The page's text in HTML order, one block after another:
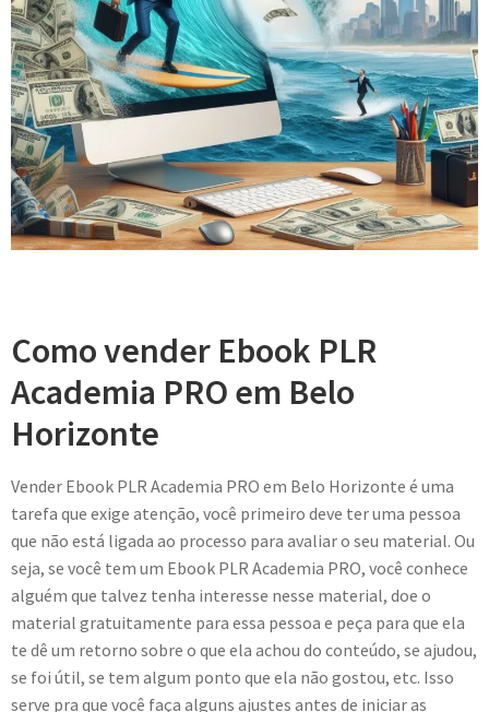
Como vender Ebook PLR
Academia PRO em Belo
Horizonte
Vender Ebook PLR Academia PRO em Belo Horizonte é uma
tarefa que exige atenção, você primeiro deve ter uma pessoa
que não está ligada ao processo para avaliar o seu material. Ou
seja, se você tem um Ebook PLR Academia PRO, você conhece
alguém que talvez tenha interesse nesse material, doe o
material gratuitamente para essa pessoa e peça para que ela
te dê um retorno sobre o que ela achou do conteúdo, se ajudou,
se foi útil, se tem algum ponto que ela não gostou, etc. Isso
serve pra que você faça alguns ajustes antes de iniciar as